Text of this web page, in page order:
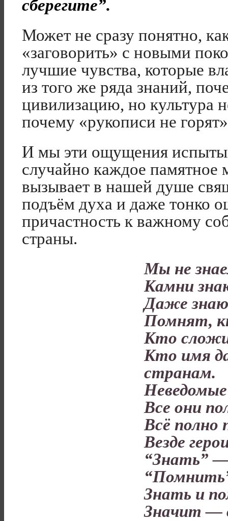
сберегите”.
Может не сразу понятно,
«заговорить» с новыми
лучшие чувства, которые
из того же ряда знаний,
цивилизацию, но культура
почему «рукописи не
И мы эти ощущения
случайно каждое памятное
вызывает в нашей душе
подъём духа и даже тонко
причастность к важному
страны.
Мы не
Камни
Даже
Помнят,
Кто
Кто имя
странам.
Все они
Всё полно
Везде
“Знать” —
Знать и
Значит —